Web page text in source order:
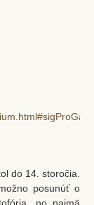
do 14. storočia.
posunúť o